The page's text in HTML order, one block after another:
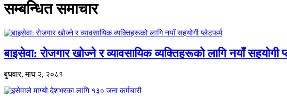
सम्बन्धित समाचार
बाइसेवा: रोजगार खोज्ने र व्यावसायिक व्यक्तिहरूको लागि नयाँ सहयोगी
बुधवार, माघ २, २०८१